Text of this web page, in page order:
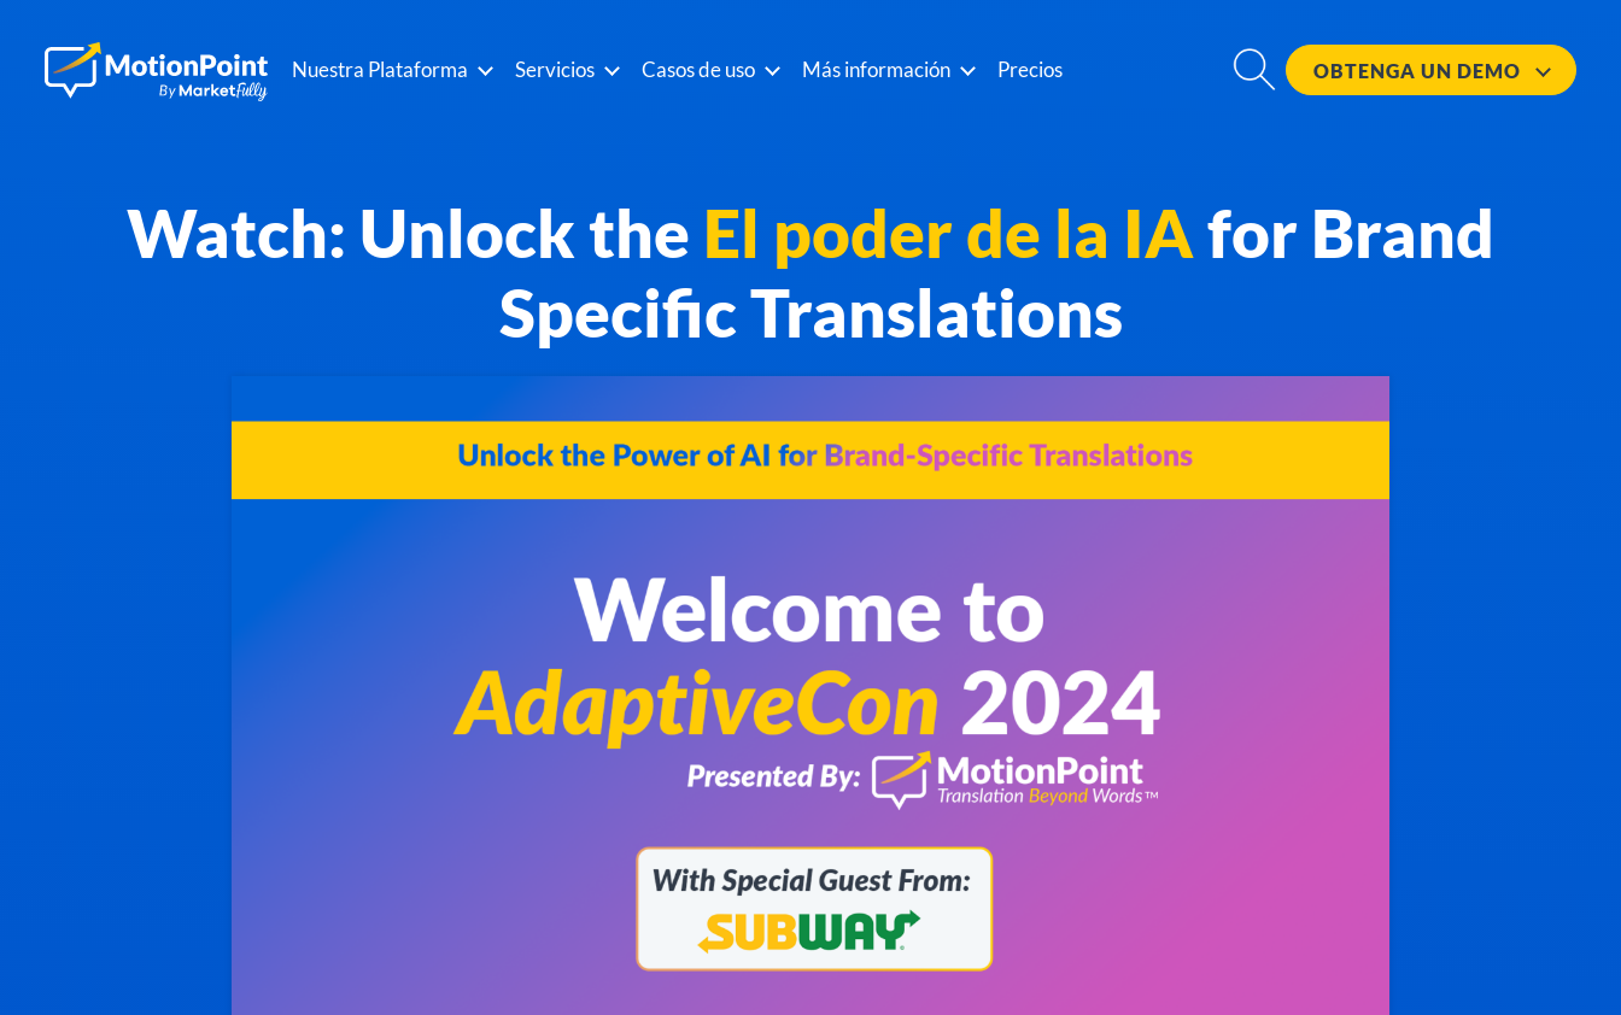
Nuestra Plataforma Servicios Casos de uso Más información Precios OBTENGA UN DEMO
Watch: Unlock the El poder de la IAfor Brand
Specific Translations